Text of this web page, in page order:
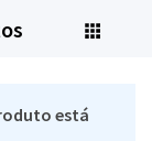
está